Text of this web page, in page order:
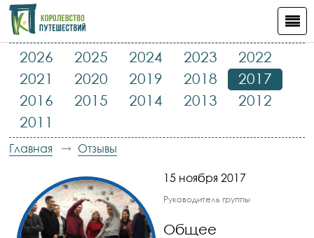
2026 2025 2024 2023
2022
2021
2020 2019 2018
2017
2016
2015 2014 2013
2012
2011
Главная Отзывы
15 ноября 2017
Руководитель группы
Общее